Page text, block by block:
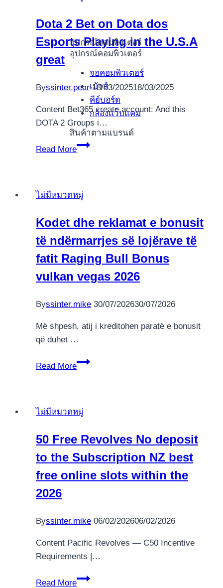
อุปกรณ์คอมพิวเตอร์
อุปกรณ์คอมพิวเตอร์
จอคอมพิวเตอร์
เม้าส์
คีย์บอร์ด
กล้องแว็บแคม
สินค้าตามแบรนด์
Dota 2 Bet on Dota dos
Esports Playing in the U.S.A
great
Byssinter.pear 18/03/202518/03/2025
Content Bet365 create account: And this
DOTA 2 Groups i…
Read More
Dota
Dota
Esports
Playing
the
U.S.A
ไม่มีหมวดหมู่
Kodet dhe reklamat e bonusit
të ndërmarrjes së lojërave të
fatit Raging Bull Bonus
vulkan vegas 2026
Byssinter.mike 30/07/202630/07/2026
Më shpesh, atij i kreditohen paratë e bonusit
që duhet …
Read More
Kodet
bonusit
ndërmarrjes
së
lojërave
të
Bull
vegas
2026
ไม่มีหมวดหมู่
50 Free Revolves No deposit
to the Subscription NZ best
free online slots within the
2026
Byssinter.mike 06/02/202606/02/2026
Content Pacific Revolves — C50 Incentive
Requirements |…
Read More
50